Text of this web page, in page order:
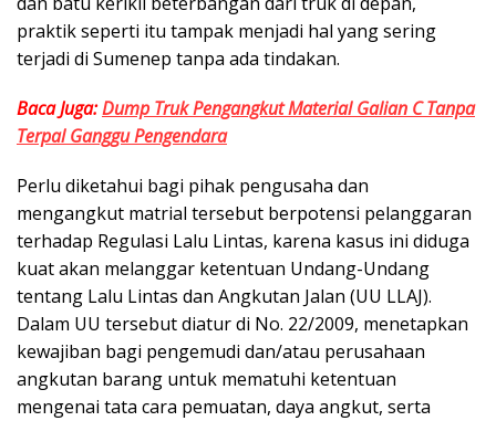
praktik seperti itu tampak menjadi hal yang sering
terjadi di Sumenep tanpa ada tindakan.
Baca Juga:Dump Truk Pengangkut Material Galian C Tanpa
Terpal Ganggu Pengendara
Perlu diketahui bagi pihak pengusaha dan
mengangkut matrial tersebut berpotensi pelanggaran
terhadap Regulasi Lalu Lintas, karena kasus ini diduga
kuat akan melanggar ketentuan Undang-Undang
tentang Lalu Lintas dan Angkutan Jalan (UU LLAJ).
Dalam UU tersebut diatur di No. 22/2009, menetapkan
kewajiban bagi pengemudi dan/atau perusahaan
angkutan barang untuk mematuhi ketentuan
mengenai tata cara pemuatan, daya angkut, serta